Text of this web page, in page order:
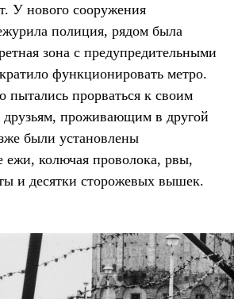
У нового сооружения
полиция, рядом была
зона с предупредительными
функционировать метро.
пытались прорваться к своим
друзьям, проживающим в другой
были установлены
ежи, колючая проволока, рвы,
и десятки сторожевых вышек.